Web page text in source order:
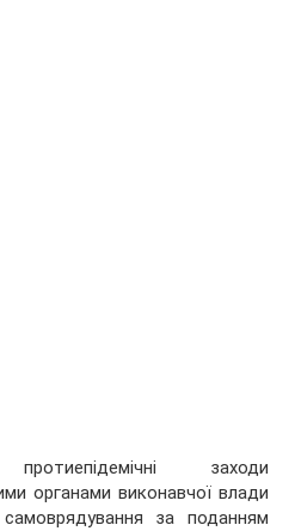
заходи
органами виконавчої влади
за поданням